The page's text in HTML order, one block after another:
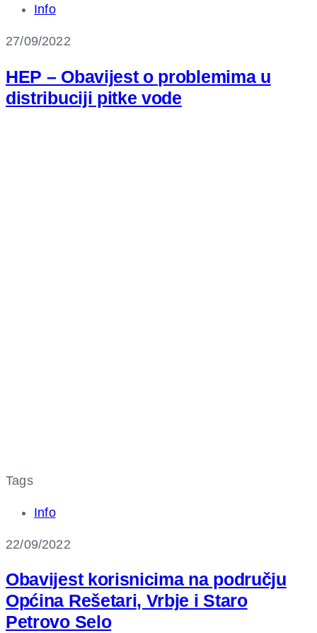
Info
27/09/2022
HEP – Obavijest o problemima u
distribuciji pitke vode
Tags
Info
22/09/2022
Obavijest korisnicima na području
Općina Rešetari, Vrbje i Staro
Petrovo Selo